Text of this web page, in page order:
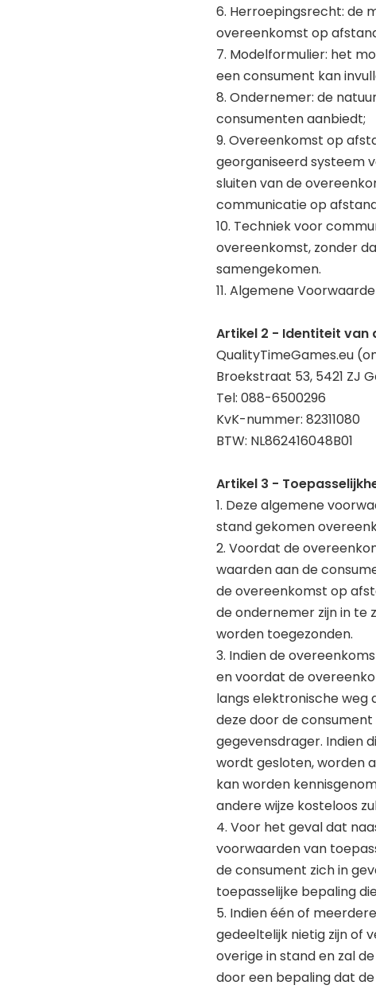
6. Herroepingsrecht: de
overeenkomst op
7. Modelformulier: het
een consument kan
8. Ondernemer: de
consumenten aanbiedt;
9. Overeenkomst op
georganiseerd systeem
sluiten van de
communicatie op
10. Techniek voor
overeenkomst, zonder
samengekomen.
11. Algemene
Artikel 2 - Identiteit van
QualityTimeGames.eu
Broekstraat 53, 5421 ZJ
Tel: 088-6500296
KvK-nummer: 82311080
BTW: NL862416048B01
Artikel 3 -
1. Deze algemene
stand gekomen
2. Voordat de
waarden aan de
de overeenkomst op
de ondernemer zijn in te
worden toegezonden.
3. Indien de
en voordat de
langs elektronische weg
deze door de
gegevensdrager. Indien
wordt gesloten, worden
kan worden
andere wijze kosteloos
4. Voor het geval dat
voorwaarden van
de consument zich in
toepasselijke bepaling
5. Indien één of
gedeeltelijk nietig zijn of
overige in stand en zal
door een bepaling dat